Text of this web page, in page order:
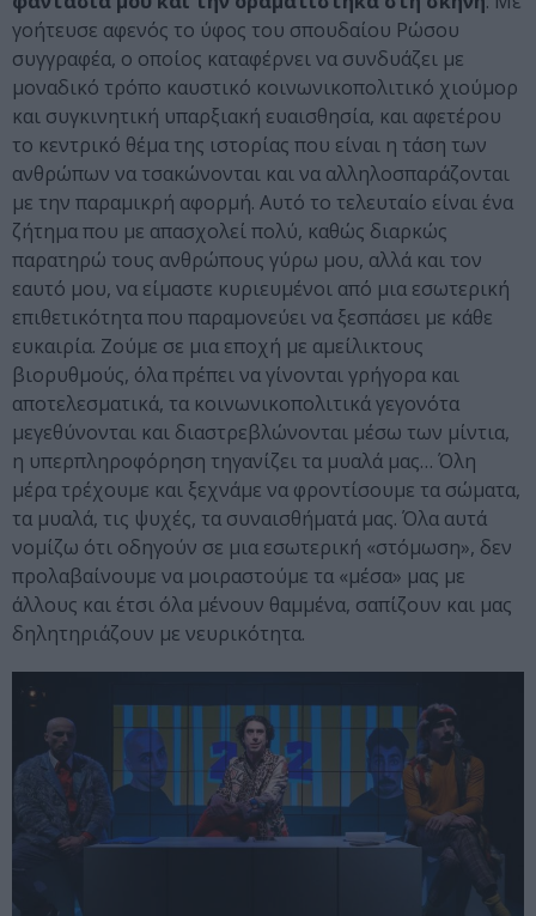
γοήτευσε αφενός το ύφος του σπουδαίου Ρώσου
συγγραφέα, ο οποίος καταφέρνει να συνδυάζει με
μοναδικό τρόπο καυστικό κοινωνικοπολιτικό χιούμορ
και συγκινητική υπαρξιακή ευαισθησία, και αφετέρου
το κεντρικό θέμα της ιστορίας που είναι η τάση των
ανθρώπων να τσακώνονται και να αλληλοσπαράζονται
με την παραμικρή αφορμή. Αυτό το τελευταίο είναι ένα
ζήτημα που με απασχολεί πολύ, καθώς διαρκώς
παρατηρώ τους ανθρώπους γύρω μου, αλλά και τον
εαυτό μου, να είμαστε κυριευμένοι από μια εσωτερική
επιθετικότητα που παραμονεύει να ξεσπάσει με κάθε
ευκαιρία. Ζούμε σε μια εποχή με αμείλικτους
βιορυθμούς, όλα πρέπει να γίνονται γρήγορα και
αποτελεσματικά, τα κοινωνικοπολιτικά γεγονότα
μεγεθύνονται και διαστρεβλώνονται μέσω των μίντια,
η υπερπληροφόρηση τηγανίζει τα μυαλά μας… Όλη
μέρα τρέχουμε και ξεχνάμε να φροντίσουμε τα σώματα,
τα μυαλά, τις ψυχές, τα συναισθήματά μας. Όλα αυτά
νομίζω ότι οδηγούν σε μια εσωτερική «στόμωση», δεν
προλαβαίνουμε να μοιραστούμε τα «μέσα» μας με
άλλους και έτσι όλα μένουν θαμμένα, σαπίζουν και μας
δηλητηριάζουν με νευρικότητα.